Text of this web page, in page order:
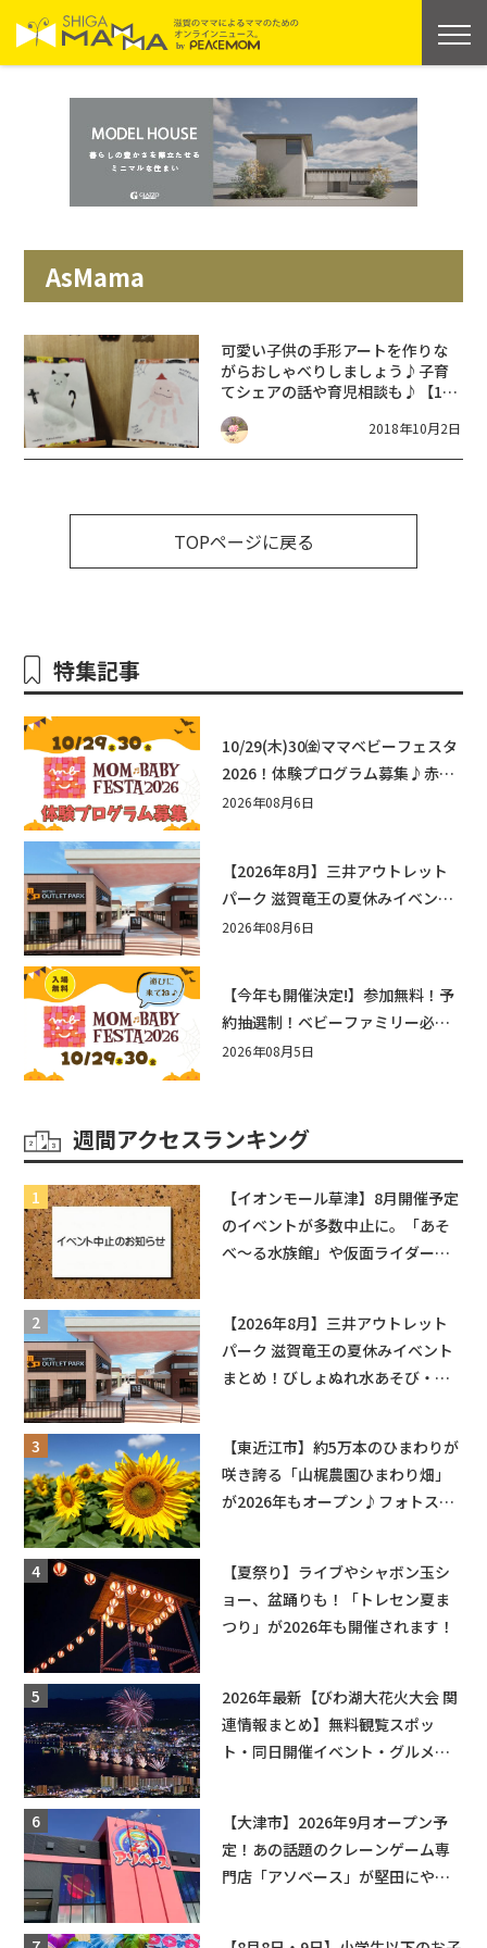
AsMama
可愛い子供の手形アートを作りな
がらおしゃべりしましょう♪子育
てシェアの話や育児相談も♪【10
月16日】ハロウィンde手形アート
&おしゃべり交流会
2018年10月2日
TOPページに戻る
特集記事
10/29(木)30㈮ママベビーフェスタ
2026！体験プログラム募集♪赤ち
ゃん向けイベントに出演しません
2026年08月6日
【2026年8月】三井アウトレット
パーク 滋賀竜王の夏休みイベント
まとめ！びしょぬれ水あそび・激
2026年08月6日
【今年も開催決定!】参加無料！予
約抽選制！ベビーファミリー必見
☆入場無料☆10/29(木)30(金)ママ
2026年08月5日
週間アクセスランキング
【イオンモール草津】8月開催予定
のイベントが多数中止に。「あそ
べ〜る水族館」や仮面ライダーシ
【2026年8月】三井アウトレット
パーク 滋賀竜王の夏休みイベント
まとめ！びしょぬれ水あそび・激
【東近江市】約5万本のひまわりが
咲き誇る「山梶農園ひまわり畑」
が2026年もオープン♪フォトスポ
【夏祭り】ライブやシャボン玉シ
ョー、盆踊りも！「トレセン夏ま
つり」が2026年も開催されます！
2026年最新【びわ湖大花火大会 関
連情報まとめ】無料観覧スポッ
ト・同日開催イベント・グルメマ
【大津市】2026年9月オープン予
定！あの話題のクレーンゲーム専
門店「アソベース」が堅田にやっ